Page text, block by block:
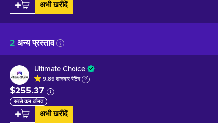
अभी खरीदें
2 अन्य प्रस्ताव
Ultimate Choice
9.89 शानदाररेटिंग
$255.37
सबसे कम कीमत
अभी खरीदें